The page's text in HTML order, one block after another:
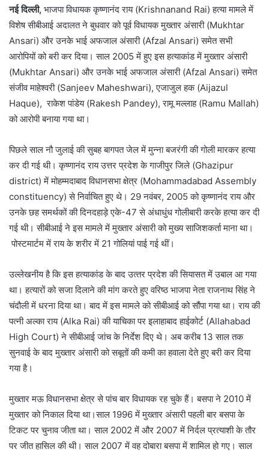
नई दिल्‍ली, भाजपा विधायक कृष्‍णानंद राय (Krishnanand Rai) हत्‍या मामले में
विशेष सीबीआई अदालत ने बुधवार को पूर्व विधायक मुख्‍तार अंसारी (Mukhtar
Ansari) और उनके भाई अफजाल अंसारी (Afzal Ansari) समेत सभी
आरोपियों को बरी कर दिया। साल 2005 में हुए इस हत्‍याकांड में मुख्‍तार अंसारी
(Mukhtar Ansari) और उनके भाई अफजाल अंसारी (Afzal Ansari) समेत
संजीव माहेश्वरी (Sanjeev Maheshwari), एजाजुल हक (Aijazul
Haque), राकेश पांडेय (Rakesh Pandey), रामू मल्लाह (Ramu Mallah)
को आरोपी बनाया गया था।
पिछले साल नौ जुलाई की सुबह बागपत जेल में मुन्ना बजरंगी की गोली मारकर हत्या
कर दी गई थी। कृष्‍णानंद राय उत्तर प्रदेश के गाजीपुर जिले (Ghazipur
district) में मोहम्मदाबाद विधानसभा क्षेत्र (Mohammadabad Assembly
constituency) से निर्वाचित हुए थे। 29 नवंबर, 2005 को कृष्‍णानंद राय और
उनके छह समर्थकों की दिनदहाड़े एके-47 से अंधाधुंध गोलीबारी करके हत्‍या कर दी
गई थी। सीबीआई ने इस मामले में मुख्तार अंसारी को मुख्य साजिशकर्ता माना था।
पोस्‍टमार्टम में राय के शरीर में 21 गोलियां पाई गई थीं।
उल्‍लेखनीय है कि इस हत्‍याकांड के बाद उत्‍तर प्रदेश की सियासत में उबाल आ गया
था। हत्‍यारों को सजा दिलाने की मांग करते हुए वरिष्‍ठ भाजपा नेता राजनाथ सिंह ने
चंदौली में धरना दिया था। बाद में इस मामले को सीबीआई को सौंपा गया था। राय की
पत्‍नी अल्‍का राय (Alka Rai) की याचिका पर इलाहाबाद हाईकोर्ट (Allahabad
High Court) ने सीबीआई जांच के निर्देश दिए थे। अब करीब 13 साल तक
सुनवाई के बाद मुख्‍तार अंसारी को सबूतों की कमी का हवाला देते हुए बरी कर दिया
गया है।
मुख्तार मऊ विधानसभा क्षेत्र से पांच बार विधायक रह चुके हैं। बसपा ने 2010 में
मुख्‍तार को निकाल दिया था।साल 1996 में मुख्‍तार अंसारी पहली बार बसपा के
टिकट पर चुनाव जीता था। साल 2002 में और 2007 में निर्दल प्रत्‍याशी के तौर
पर जीत हासिल की थी। साल 2007 में वह दोबारा बसपा में शामिल हो गए। साल